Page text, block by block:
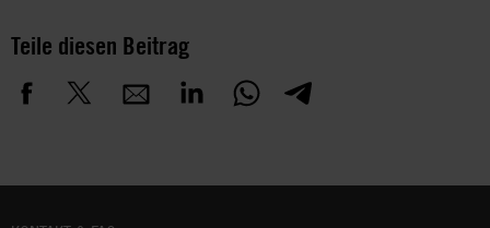
Teile diesen Beitrag